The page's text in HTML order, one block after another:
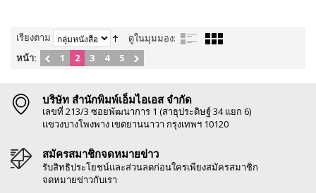
เรียงตาม
ดูในมุมมอง:
หน้า:
1 2 3 4 5
บริษัท สำนักพิมพ์เอ็มไอเอส จำกัด
เลขที่ 213/3 ซอยพัฒนาการ 1 (สาธุประดิษฐ์ 34 แยก 6)
แขวงบางโพงพาง เขตยานนาวา กรุงเทพฯ 10120
สมัครสมาชิกจดหมายข่าว
รับสิทธิประโยชน์และส่วนลดก่อนใครเพียงสมัครสมาชิก
จดหมายข่าวกับเรา